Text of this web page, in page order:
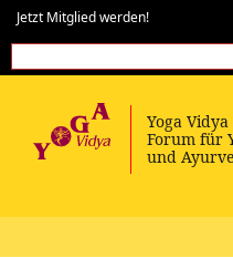
Jetzt Mitglied werden!